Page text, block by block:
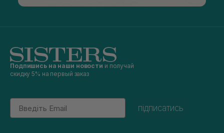
Подпишись на наши новости и получай
скидку 5% на первый заказ
Email
підписатись